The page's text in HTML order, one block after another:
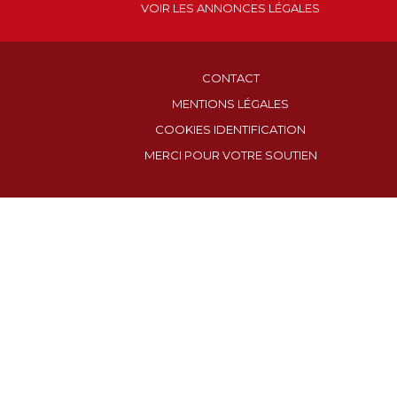
VOIR LES ANNONCES LÉGALES
CONTACT
MENTIONS LÉGALES
COOKIES IDENTIFICATION
MERCI POUR VOTRE SOUTIEN